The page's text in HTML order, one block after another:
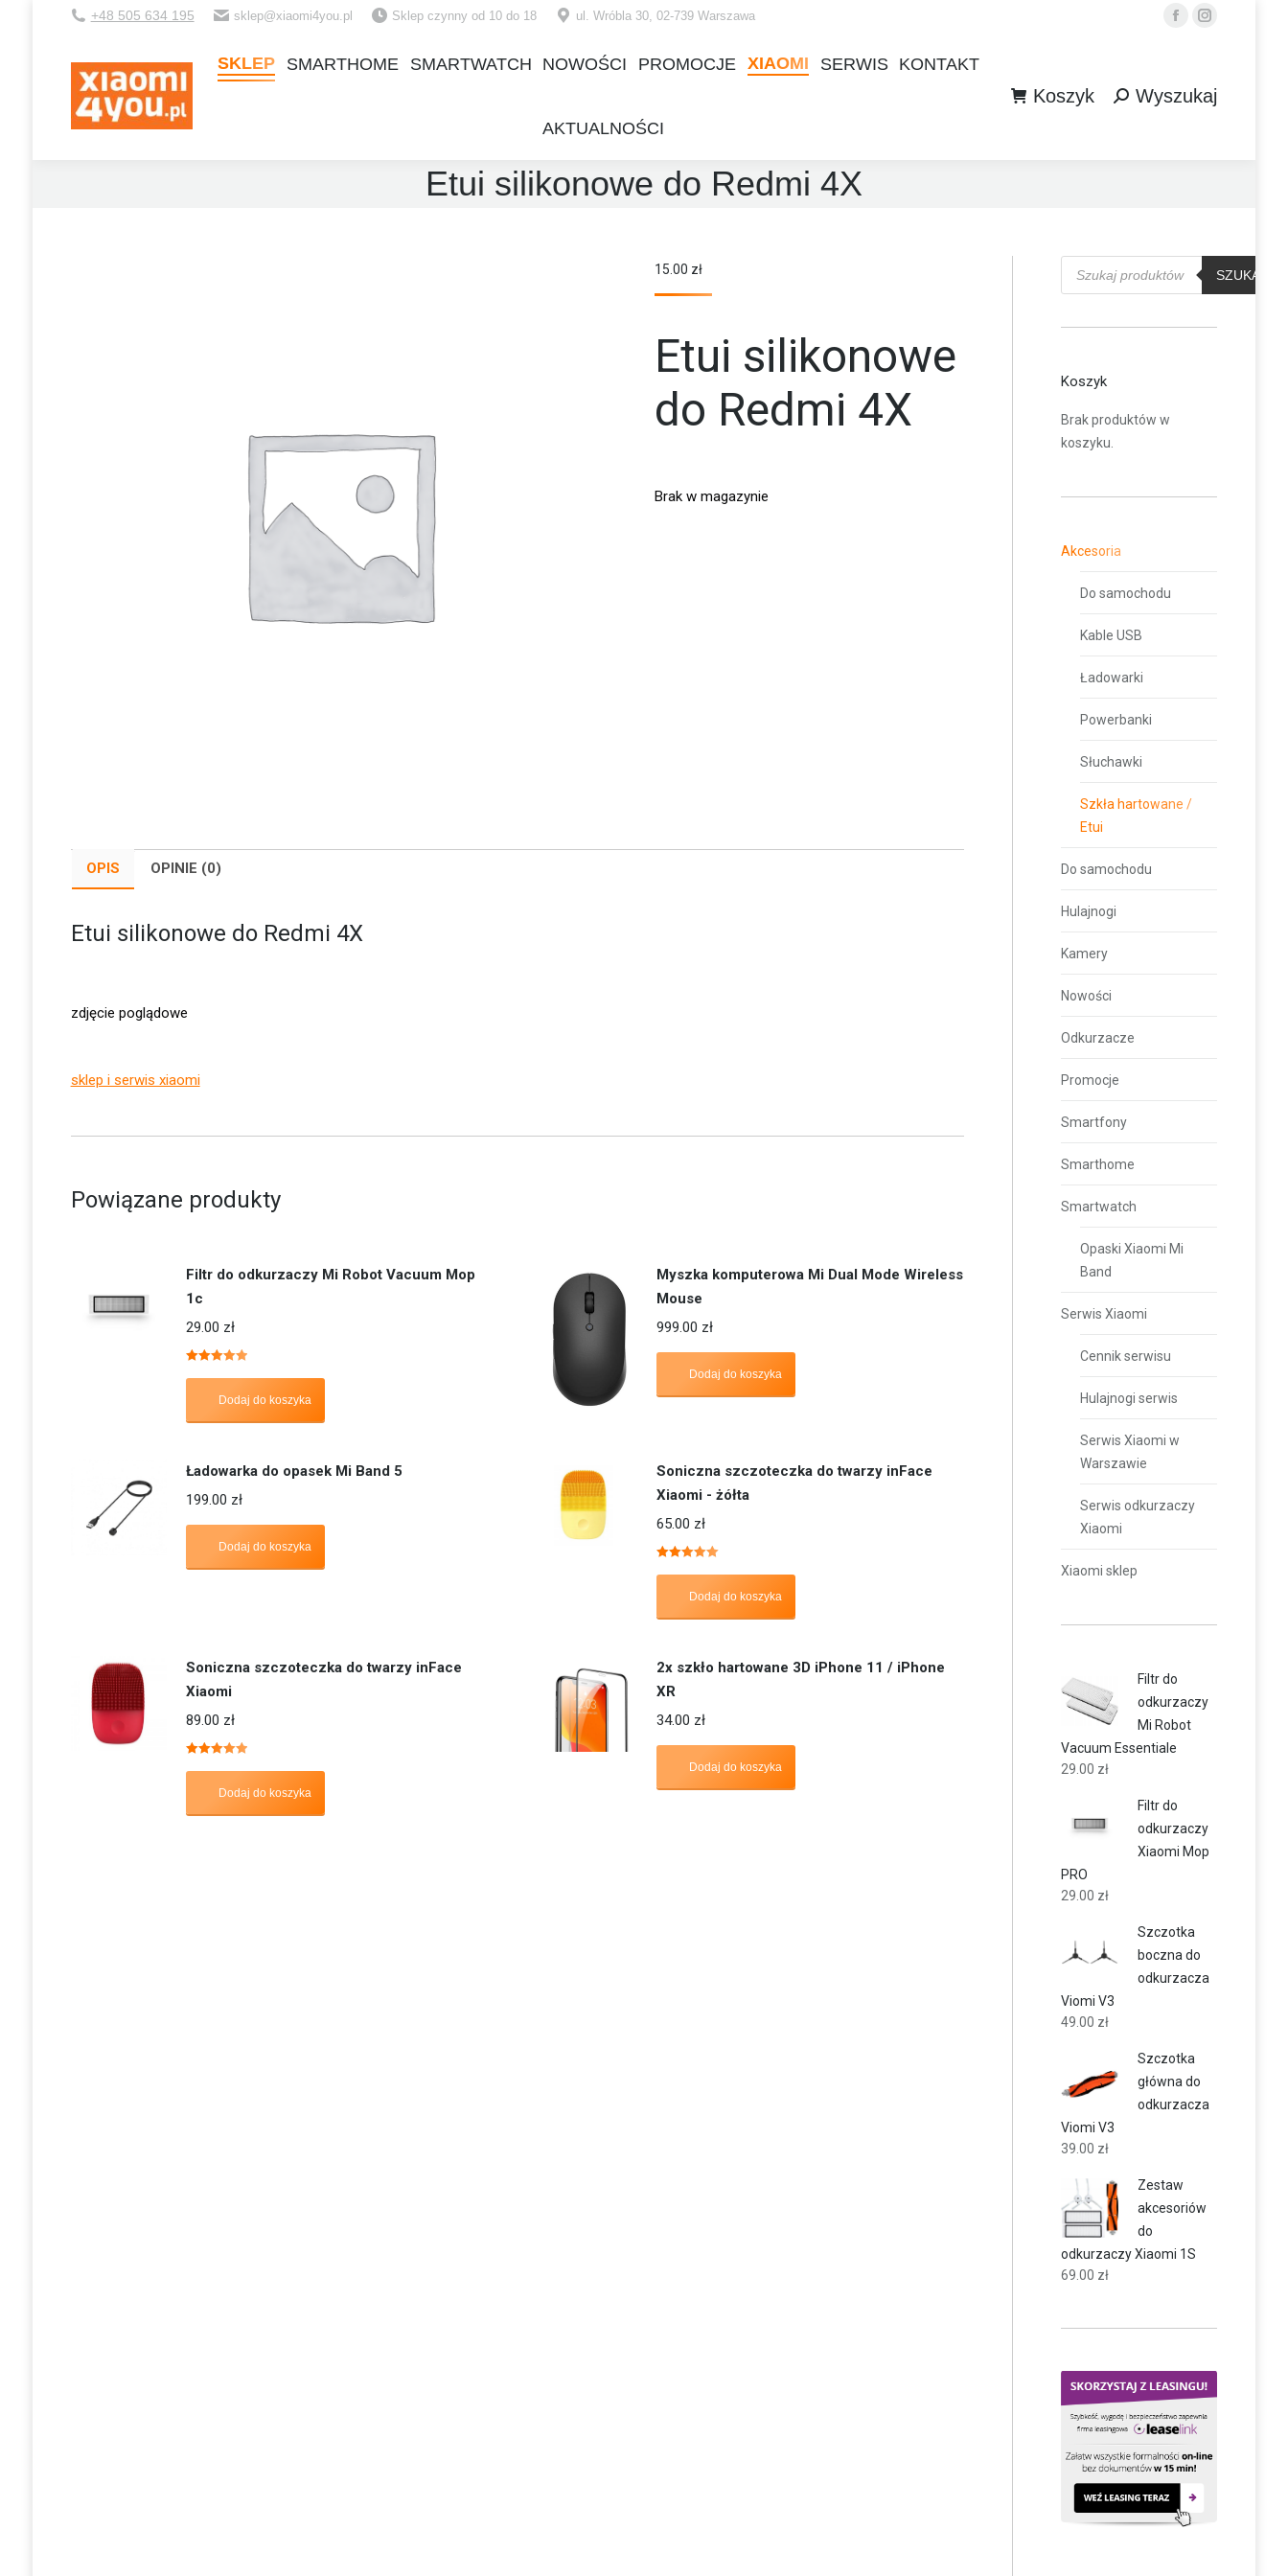
+48 505 634 195 sklep@xiaomi4you.pl Sklep czynny od 10 do 18 ul. Wróbla 30, 02-739 Warszawa
FacebookInstagram
SKLEP SMARTHOME SMARTWATCH NOWOŚCI PROMOCJE XIAOMI SERWIS KONTAKT
AKTUALNOŚCI
Koszyk Szukaj:Wyszukaj
Etui silikonowe do Redmi 4X
15.00 zł
Etui silikonowe
do Redmi 4X
Brak w magazynie
OPIS OPINIE (0)
Etui silikonowe do Redmi 4X
zdjęcie poglądowe
sklep i serwis xiaomi
Powiązane produkty
Filtr do odkurzaczy Mi Robot Vacuum Mop
1c
29.00 zł
Dodaj do koszyka
Myszka komputerowa Mi Dual Mode Wireless
Mouse
999.00 zł
Dodaj do koszyka
Ładowarka do opasek Mi Band 5
199.00 zł
Dodaj do koszyka
Soniczna szczoteczka do twarzy inFace
Xiaomi - żółta
65.00 zł
Dodaj do koszyka
Soniczna szczoteczka do twarzy inFace
Xiaomi
89.00 zł
Dodaj do koszyka
2x szkło hartowane 3D iPhone 11 / iPhone
XR
34.00 zł
Dodaj do koszyka
Wyszukiwarka
produktów
SZUKAJ
Koszyk
Brak produktów w
koszyku.
Akcesoria
Do samochodu
Kable USB
Ładowarki
Powerbanki
Słuchawki
Szkła hartowane /
Etui
Do samochodu
Hulajnogi
Kamery
Nowości
Odkurzacze
Promocje
Smartfony
Smarthome
Smartwatch
Opaski Xiaomi Mi
Band
Serwis Xiaomi
Cennik serwisu
Hulajnogi serwis
Serwis Xiaomi w
Warszawie
Serwis odkurzaczy
Xiaomi
Xiaomi sklep
Filtr do
odkurzaczy
Mi Robot
Vacuum Essentiale
29.00 zł
Filtr do
odkurzaczy
Xiaomi Mop
PRO
29.00 zł
Szczotka
boczna do
odkurzacza
Viomi V3
49.00 zł
Szczotka
główna do
odkurzacza
Viomi V3
39.00 zł
Zestaw
akcesoriów
do
odkurzaczy Xiaomi 1S
69.00 zł